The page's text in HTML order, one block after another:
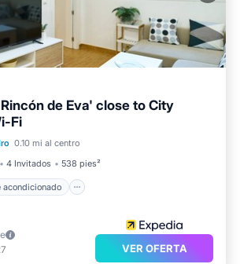
de Eva' close to City
Fi
0.10 mi al centro
4 Invitados 538 pies²
acondicionado
mascotas
VER OFERTA